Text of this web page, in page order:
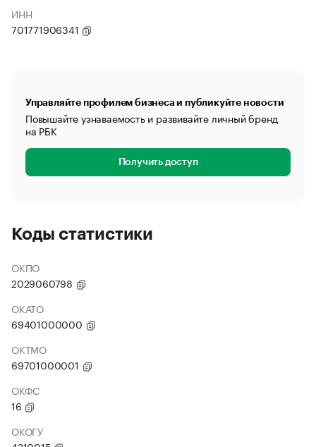
ИНН
701771906341
Управляйте профилем бизнеса и публикуйте новости
Повышайте узнаваемость и развивайте личный бренд
на РБК
Получить доступ
Коды статистики
ОКПО
2029060798
ОКАТО
69401000000
ОКТМО
69701000001
ОКФС
16
ОКОГУ